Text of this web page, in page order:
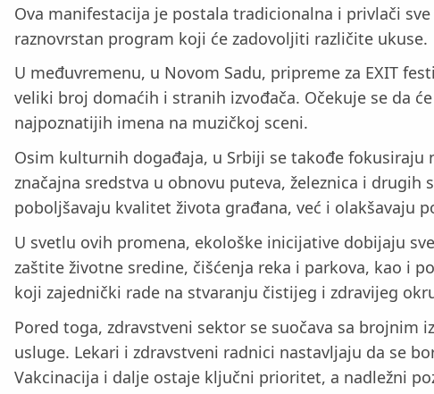
Ova manifestacija je postala tradicionalna i privlači
raznovrstan program koji će zadovoljiti različite ukuse.
U međuvremenu, u Novom Sadu, pripreme za EXIT
veliki broj domaćih i stranih izvođača. Očekuje se da
najpoznatijih imena na muzičkoj sceni.
Osim kulturnih događaja, u Srbiji se takođe
značajna sredstva u obnovu puteva, železnica i
poboljšavaju kvalitet života građana, već i olakšavaju
U svetlu ovih promena, ekološke inicijative dobijaju
zaštite životne sredine, čišćenja reka i parkova, kao i
koji zajednički rade na stvaranju čistijeg i zdravijeg
Pored toga, zdravstveni sektor se suočava sa brojnim
usluge. Lekari i zdravstveni radnici nastavljaju da se
Vakcinacija i dalje ostaje ključni prioritet, a nadležni